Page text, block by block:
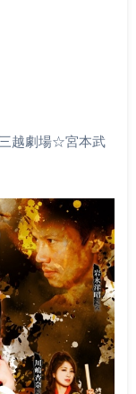
越劇場☆宮本武